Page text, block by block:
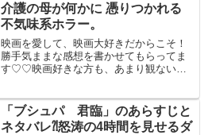
介護の母が何かに 憑りつかれる
不気味系ホラー。
映画を愛して、映画大好きだからこそ！
勝手気ままな感想を書かせてもらってま
す♡♡映画好きな方も、あまり観ない方
りつかれる不気味系ホラー。父の死を機
に実家に...
「ブシュパ 君臨」のあらすじと
ネタバレ⁈怒涛の4時間を見せるダ